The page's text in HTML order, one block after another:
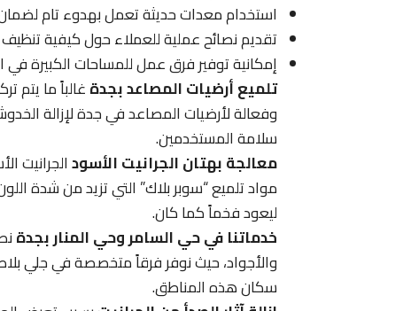
استخدام معدات حديثة تعمل بهدوء تام
تقديم نصائح عملية للعملاء حول كيفية
إمكانية توفير فرق عمل للمساحات الكبيرة
تلميع أرضيات المصاعد بجدةغالباً ما يتم
وفعالة لأرضيات المصاعد في جدة لإزالة
سلامة المستخدمين.
معالجة بهتان الجرانيت الأسودالجرانيت
مواد تلميع “سوبر بلاك” التي تزيد من شدة
ليعود فخماً كما كان.
خدماتنا في حي السامر وحي المنار بجدة
والأجواد، حيث نوفر فرقاً متخصصة في جلي
سكان هذه المناطق.